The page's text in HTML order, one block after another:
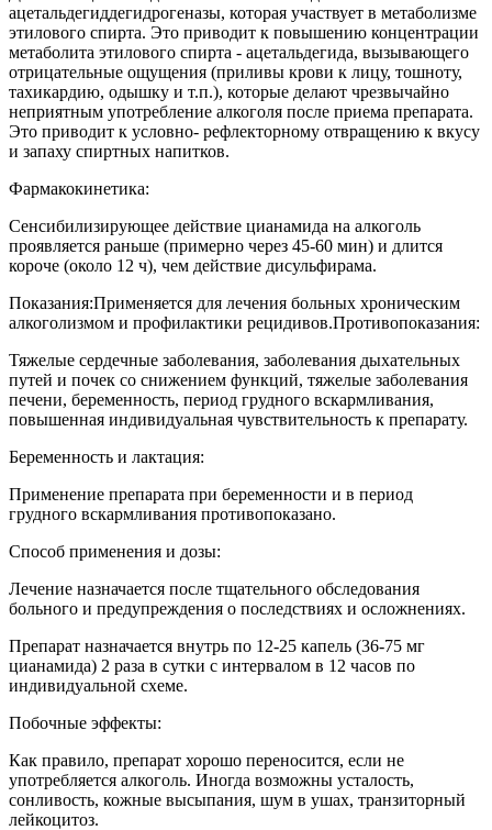
ацетальдегиддегидрогеназы, которая участвует в метаболизме
этилового спирта. Это приводит к повышению концентрации
метаболита этилового спирта - ацетальдегида, вызывающего
отрицательные ощущения (приливы крови к лицу, тошноту,
тахикардию, одышку и т.п.), которые делают чрезвычайно
неприятным употребление алкоголя после приема препарата.
Это приводит к условно- рефлекторному отвращению к вкусу
и запаху спиртных напитков.
Фармакокинетика:
Сенсибилизирующее действие цианамида на алкоголь
проявляется раньше (примерно через 45-60 мин) и длится
короче (около 12 ч), чем действие дисульфирама.
Показания:Применяется для лечения больных хроническим
алкоголизмом и профилактики рецидивов.Противопоказания:
Тяжелые сердечные заболевания, заболевания дыхательных
путей и почек со снижением функций, тяжелые заболевания
печени, беременность, период грудного вскармливания,
повышенная индивидуальная чувствительность к препарату.
Беременность и лактация:
Применение препарата при беременности и в период
грудного вскармливания противопоказано.
Способ применения и дозы:
Лечение назначается после тщательного обследования
больного и предупреждения о последствиях и осложнениях.
Препарат назначается внутрь по 12-25 капель (36-75 мг
цианамида) 2 раза в сутки с интервалом в 12 часов по
индивидуальной схеме.
Побочные эффекты:
Как правило, препарат хорошо переносится, если не
употребляется алкоголь. Иногда возможны усталость,
сонливость, кожные высыпания, шум в ушах, транзиторный
лейкоцитоз.